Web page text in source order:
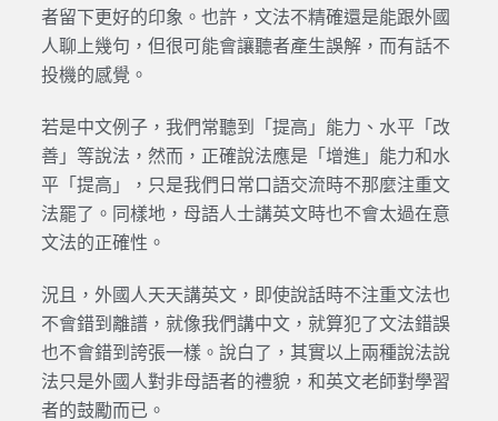
者留下更好的印象。也許，文法不精確還是能跟外國
人聊上幾句，但很可能會讓聽者產生誤解，而有話不
投機的感覺。
若是中文例子，我們常聽到「提高」能力、水平「改
善」等說法，然而，正確說法應是「增進」能力和水
平「提高」，只是我們日常口語交流時不那麼注重文
法罷了。同樣地，母語人士講英文時也不會太過在意
文法的正確性。
況且，外國人天天講英文，即使說話時不注重文法也
不會錯到離譜，就像我們講中文，就算犯了文法錯誤
也不會錯到誇張一樣。說白了，其實以上兩種說法說
法只是外國人對非母語者的禮貌，和英文老師對學習
者的鼓勵而已。